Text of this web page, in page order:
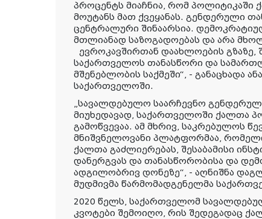
პროცენტს მიაჩნია, რომ პოლიტიკაში
მოუტანს მათ ქვეყანას. გენდერული
ცენტრალური შინაარსია.
მთლიანად საზოგადოებას და არა
ევროკავშირთან დაახლოების გზაზე,
საქართველოს თანასწორი და
მშენებლობის საქმეში“, - განაცხადა
საქართველოში.
„სავალდებულო საარჩევნო
მიუხედავად, საქართველოში ქალთა
გამოწვევაა. ამ მხრივ, საკრებულოს
მნიშვნელოვანი პლატფორმაა,
ქალთა გაძლიერებას, შესაბამისი
დანერგვას და თანასწორობისა და
ადგილობრივ დონეზე“, - აღნიშნა
მუდმივმა წარმომადგენელმა
2020 წელს, საქართველომ
კვოტები შემოიღო, რის შედეგადაც